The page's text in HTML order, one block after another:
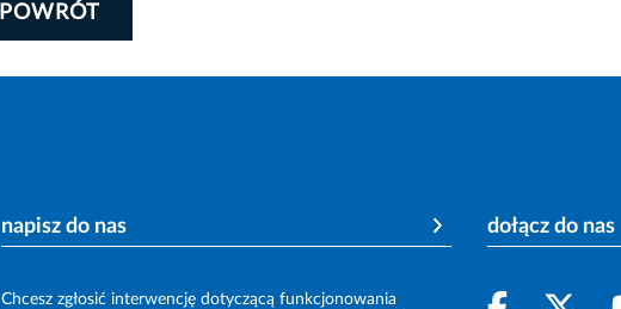
POWRÓT
napisz do nas
Chcesz zgłosić interwencję dotyczącą funkcjonowania
dołącz do nas